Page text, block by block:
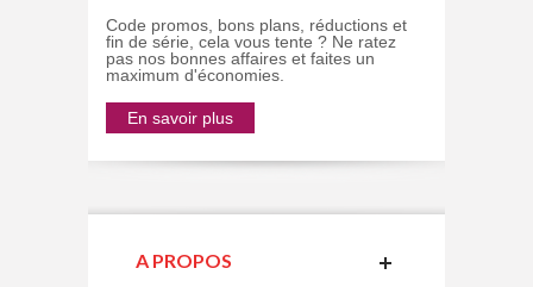
Code promos, bons plans, réductions et
fin de série, cela vous tente ? Ne ratez
pas nos bonnes affaires et faites un
maximum d'économies.
En savoir plus
A PROPOS